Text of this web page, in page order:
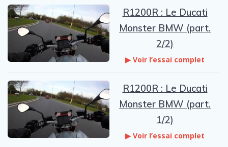
R1200R : Le Ducati
Monster BMW (part.
2/2)
▶ Voir l’essai complet
R1200R : Le Ducati
Monster BMW (part.
1/2)
▶ Voir l’essai complet